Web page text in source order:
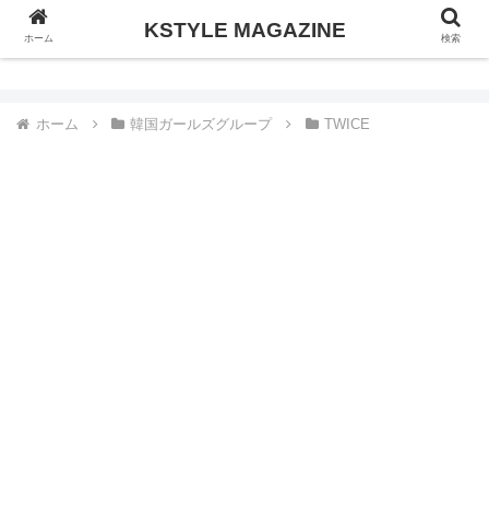
KSTYLE MAGAZINE
ホーム 韓国ガールズグループ TWICE
ホーム KSTYLE MAGAZINE 検索